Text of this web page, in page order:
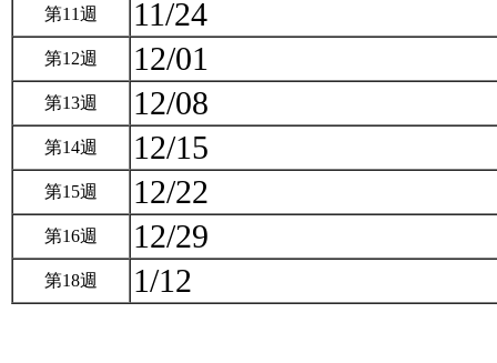
第11週 11/24
第12週 12/01
第13週 12/08
第14週 12/15
第15週 12/22
第16週 12/29
第18週 1/12